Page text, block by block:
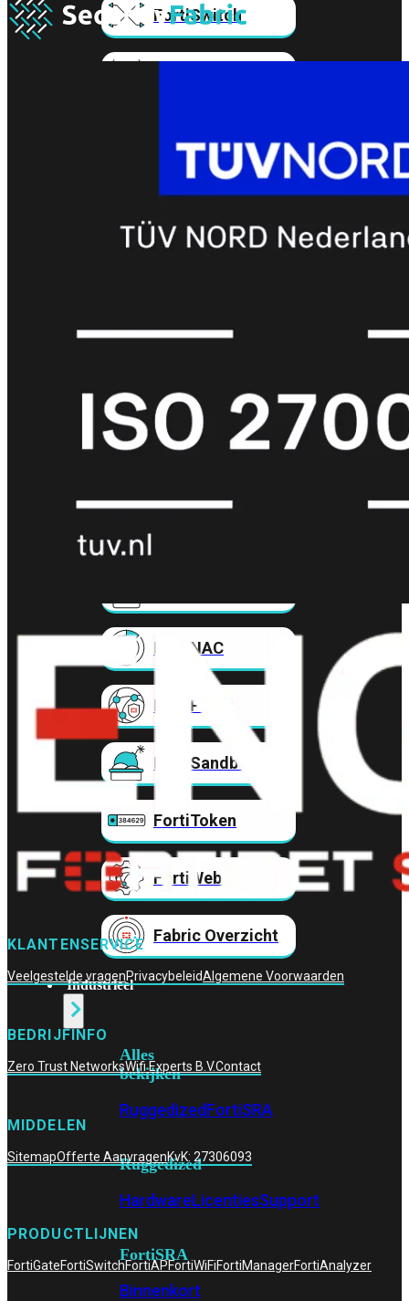
FortiSwitch
FortiADC
FortiExtender
FortiNAC
FortiProxy
FortiSandbox
FortiToken
FortiWeb
Fabric Overzicht
Industrieel
Alles
bekijken
RuggedizedFortiSRA
Ruggedized
HardwareLicentiesSupport
FortiSRA
Binnenkort
KLANTENSERVICE
Veelgestelde vragenPrivacybeleidAlgemene Voorwaarden
BEDRIJFINFO
Zero Trust NetworksWifi Experts B.V.Contact
MIDDELEN
SitemapOfferte AanvragenKvK: 27306093
PRODUCTLIJNEN
FortiGateFortiSwitchFortiAPFortiWiFiFortiManagerFortiAnalyzer